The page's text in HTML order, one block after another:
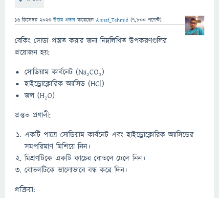
16 ডিসেম্বর 2023 উত্তর প্রদান করেছেন Ahnaf_Tahmid (7,800 পয়েন্ট)
বেকিং সোডা প্রস্তুত করার জন্য নিম্নলিখিত উপকরণগুলির
প্রয়োজন হয়:
সোডিয়াম কার্বনেট (Na₂CO₃)
হাইড্রোক্লোরিক অ্যাসিড (HCl)
জল (H₂O)
প্রস্তুত প্রণালী:
একটি পাত্রে সোডিয়াম কার্বনেট এবং হাইড্রোক্লোরিক অ্যাসিডের
সমপরিমাণ মিশিয়ে নিন।
মিশ্রণটিকে একটি কাচের বোতলে ঢেলে নিন।
বোতলটিকে ভালোভাবে বন্ধ করে দিন।
প্রক্রিয়া: